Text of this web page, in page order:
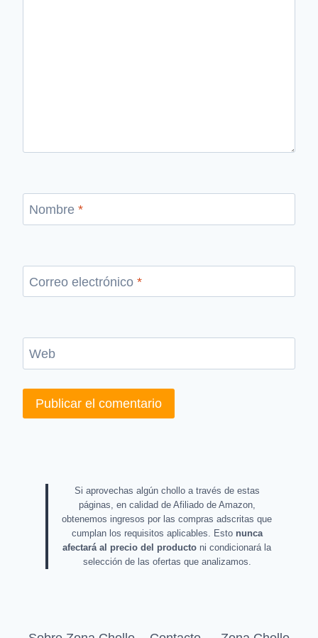
Nombre *
Correo electrónico *
Web
Si aprovechas algún chollo a través de estas
páginas, en calidad de Afiliado de Amazon,
obtenemos ingresos por las compras adscritas que
cumplan los requisitos aplicables. Esto nunca
afectará al precio del producto ni condicionará la
selección de las ofertas que analizamos.